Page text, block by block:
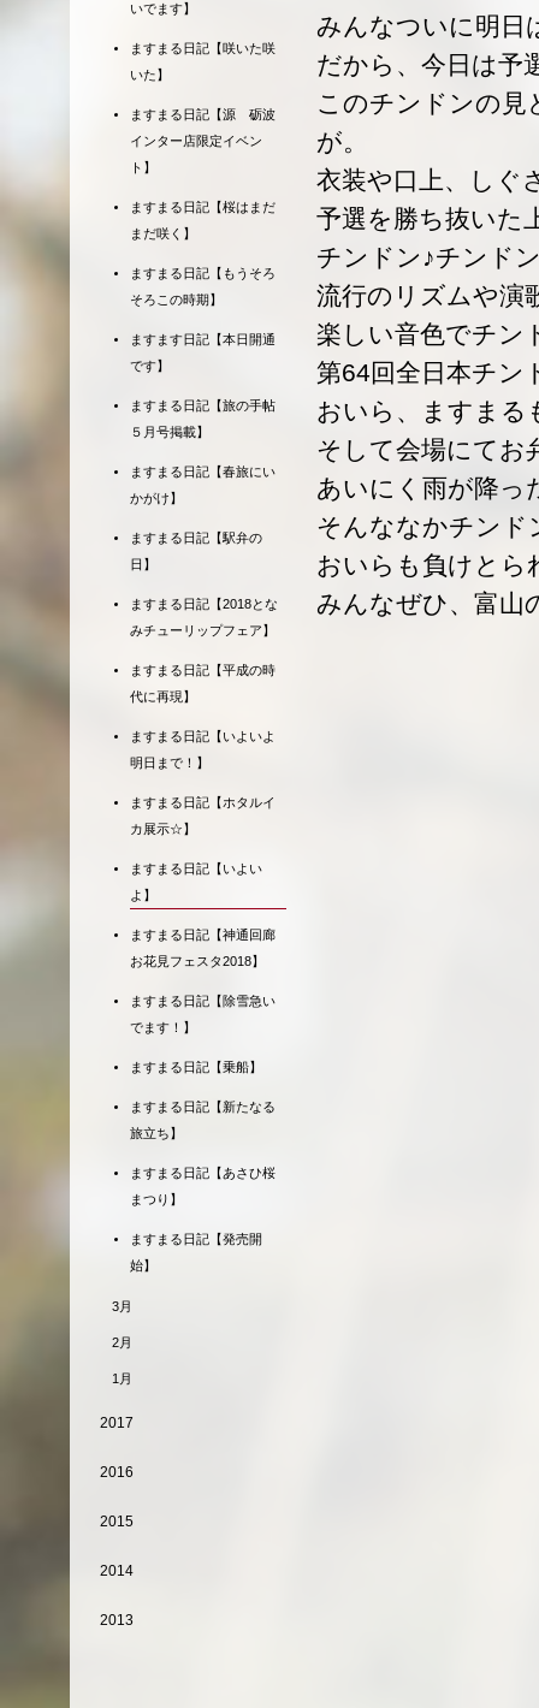
みんなついに明日
だから、今日は予
このチンドンの見
が。
衣装や口上、しぐ
予選を勝ち抜いた
チンドン♪チンド
流行のリズムや演
楽しい音色でチン
第64回全日本チン
おいら、ますまる
そして会場にてお
あいにく雨が降っ
そんななかチンド
おいらも負けとら
みんなぜひ、富山
いでます】
ますまる日記【咲いた咲
いた】
ますまる日記【源 砺波
インター店限定イベン
ト】
ますまる日記【桜はまだ
まだ咲く】
ますまる日記【もうそろ
そろこの時期】
ますます日記【本日開通
です】
ますまる日記【旅の手帖
５月号掲載】
ますまる日記【春旅にい
かがけ】
ますまる日記【駅弁の
日】
ますまる日記【2018とな
みチューリップフェア】
ますまる日記【平成の時
代に再現】
ますまる日記【いよいよ
明日まで！】
ますまる日記【ホタルイ
カ展示☆】
ますまる日記【いよい
よ】
ますまる日記【神通回廊
お花見フェスタ2018】
ますまる日記【除雪急い
でます！】
ますまる日記【乗船】
ますまる日記【新たなる
旅立ち】
ますまる日記【あさひ桜
まつり】
ますまる日記【発売開
始】
3月
2月
1月
2017
2016
2015
2014
2013